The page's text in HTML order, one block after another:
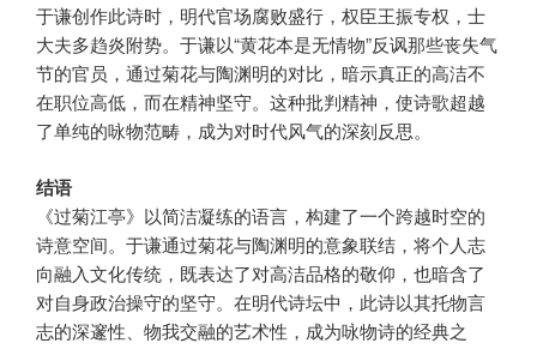
于谦创作此诗时，明代官场腐败盛行，权臣王振专权，士
大夫多趋炎附势。于谦以“黄花本是无情物”反讽那些丧失气
节的官员，通过菊花与陶渊明的对比，暗示真正的高洁不
在职位高低，而在精神坚守。这种批判精神，使诗歌超越
了单纯的咏物范畴，成为对时代风气的深刻反思。
结语
《过菊江亭》以简洁凝练的语言，构建了一个跨越时空的
诗意空间。于谦通过菊花与陶渊明的意象联结，将个人志
向融入文化传统，既表达了对高洁品格的敬仰，也暗含了
对自身政治操守的坚守。在明代诗坛中，此诗以其托物言
志的深邃性、物我交融的艺术性，成为咏物诗的经典之